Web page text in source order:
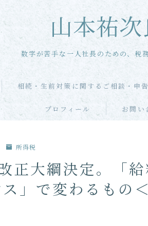
山本祐
数字が苦手な一人社長のための、
相続・生前対策に関するご相談・申告
プロフィール お問
単発・スポッ
当事務所の特徴
所得税
正大綱決定。「
」で変わるもの